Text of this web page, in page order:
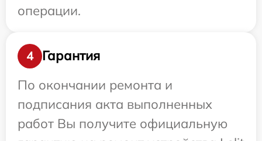
операции.
4
Гарантия
По окончании ремонта и
подписания акта выполненных
работ Вы получите официальную